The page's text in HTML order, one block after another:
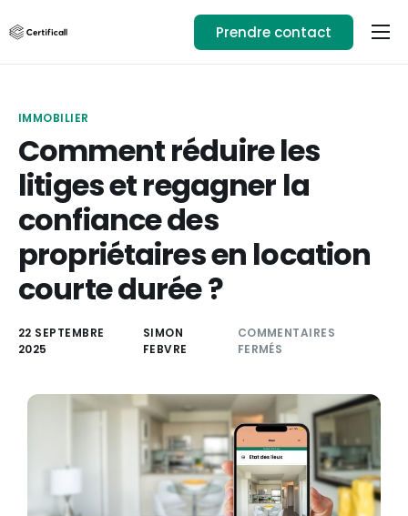
Usages
Téléchargez l’app
01.89.71.82.14
Se connecter
Prendre contact
IMMOBILIER
Comment réduire les
litiges et regagner la
confiance des
propriétaires en location
courte durée ?
22 SEPTEMBRE
2025
SIMON
FEBVRE
COMMENTAIRES
FERMÉS